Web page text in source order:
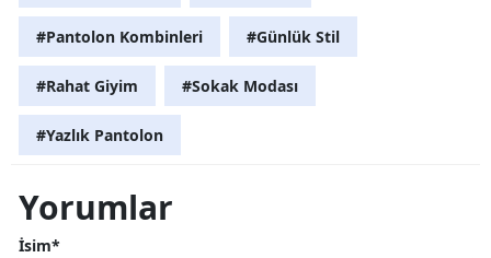
#Pantolon Kombinleri #Günlük Stil
#Rahat Giyim #Sokak Modası
#Yazlık Pantolon
Yorumlar
İsim*